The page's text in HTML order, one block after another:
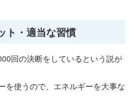
ト・適当な習慣
回の決断をしているという説が
使うので、 エネルギーを大事な